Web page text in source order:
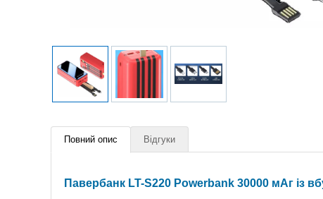
Повний опис Відгуки
Павербанк LT-S220 Powerbank 30000 мАг із